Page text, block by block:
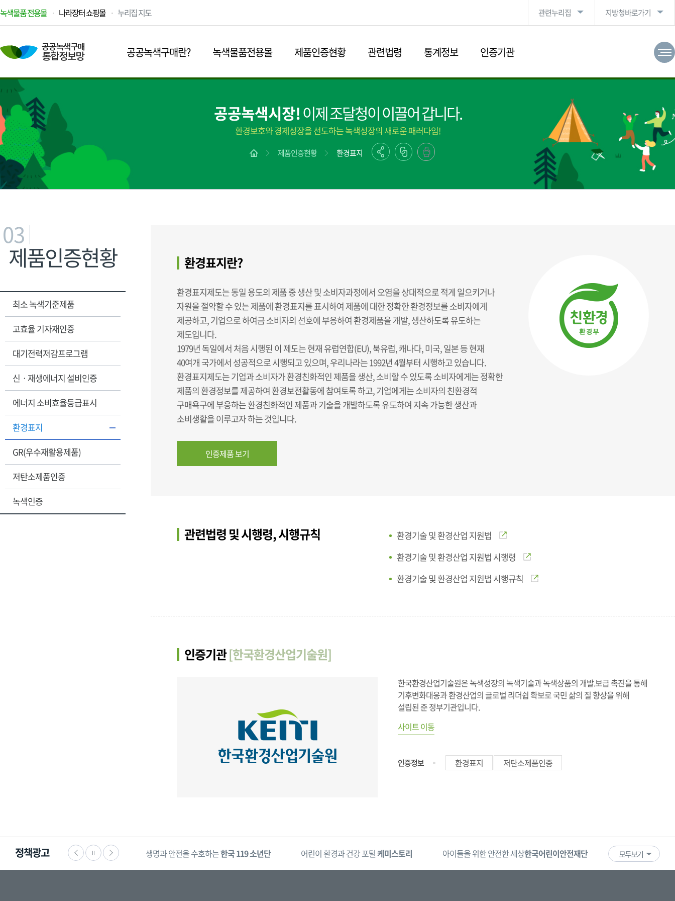
녹색물품 전용몰 나라장터 쇼핑몰 누리집 지도 관련누리집 지방청바로가기
공공녹색구매란? 녹색물품전용몰 제품인증현황 관련법령 통계정보 인증기관
공공녹색시장!이제 조달청이 이끌어 갑니다.
환경보호와 경제성장을 선도하는 녹색성장의 새로운 패러다임!
제품인증현황 환경표지
03
제품인증현황
최소 녹색기준제품
고효율 기자재인증
대기전력저감프로그램
신ㆍ재생에너지 설비인증
에너지 소비효율등급표시
환경표지
GR(우수재활용제품)
저탄소제품인증
녹색인증
환경표지란?
환경표지제도는 동일 용도의 제품 중 생산 및 소비자과정에서 오염을 상대적으로 적게 일으키거나
자원을 절약할 수 있는 제품에 환경표지를 표시하여 제품에 대한 정확한 환경정보를 소비자에게
제공하고, 기업으로 하여금 소비자의 선호에 부응하여 환경제품을 개발, 생산하도록 유도하는
제도입니다.
1979년 독일에서 처음 시행된 이 제도는 현재 유럽연합(EU), 북유럽, 캐나다, 미국, 일본 등 현재
40여개 국가에서 성공적으로 시행되고 있으며, 우리나라는 1992년 4월부터 시행하고 있습니다.
환경표지제도는 기업과 소비자가 환경친화적인 제품을 생산, 소비할 수 있도록 소비자에게는 정확한
제품의 환경정보를 제공하여 환경보전활동에 참여토록 하고, 기업에게는 소비자의 친환경적
구매욕구에 부응하는 환경친화적인 제품과 기술을 개발하도록 유도하여 지속 가능한 생산과
소비생활을 이루고자 하는 것입니다.
인증제품 보기
관련법령 및 시행령, 시행규칙
환경기술 및 환경산업 지원법
환경기술 및 환경산업 지원법 시행령
환경기술 및 환경산업 지원법 시행규칙
인증기관[한국환경산업기술원]
한국환경산업기술원은 녹색성장의 녹색기술과 녹색상품의 개발.보급 촉진을 통해
기후변화대응과 환경산업의 글로벌 리더쉽 확보로 국민 삶의 질 향상을 위해
설립된 준 정부기관입니다.
사이트 이동
인증정보 환경표지 저탄소제품인증
정책광고 생명과 안전을 수호하는한국 119 소년단 어린이 환경과 건강 포털케미스토리 아이들을 위한 안전한 세상한국어린이안전재단 어린이·청소년
모두보기